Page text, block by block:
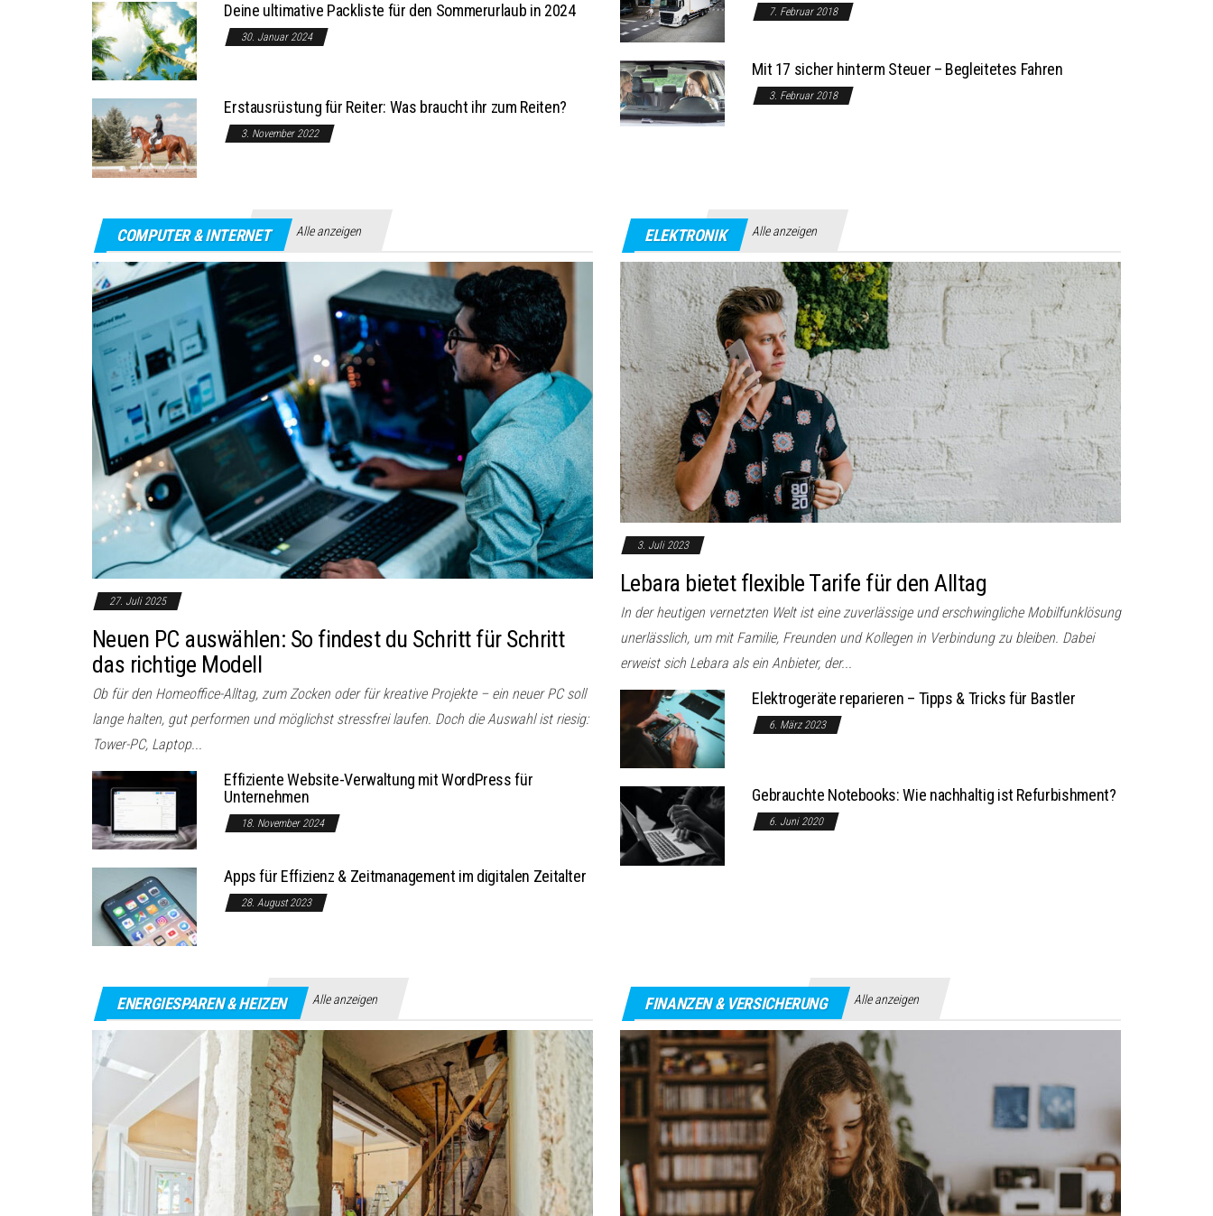
Deine ultimative Packliste für den Sommerurlaub in 2024
30. Januar 2024
Erstausrüstung für Reiter: Was braucht ihr zum Reiten?
3. November 2022
7. Februar 2018
Mit 17 sicher hinterm Steuer – Begleitetes Fahren
3. Februar 2018
COMPUTER & INTERNET Alle anzeigen
27. Juli 2025
Neuen PC auswählen: So findest du Schritt für Schritt
das richtige Modell
Ob für den Homeoffice-Alltag, zum Zocken oder für kreative Projekte – ein neuer PC soll
lange halten, gut performen und möglichst stressfrei laufen. Doch die Auswahl ist riesig:
Tower-PC, Laptop...
Effiziente Website-Verwaltung mit WordPress für
Unternehmen
18. November 2024
Apps für Effizienz & Zeitmanagement im digitalen Zeitalter
28. August 2023
ELEKTRONIK Alle anzeigen
3. Juli 2023
Lebara bietet flexible Tarife für den Alltag
In der heutigen vernetzten Welt ist eine zuverlässige und erschwingliche Mobilfunklösung
unerlässlich, um mit Familie, Freunden und Kollegen in Verbindung zu bleiben. Dabei
erweist sich Lebara als ein Anbieter, der...
Elektrogeräte reparieren – Tipps & Tricks für Bastler
6. März 2023
Gebrauchte Notebooks: Wie nachhaltig ist Refurbishment?
6. Juni 2020
ENERGIESPAREN & HEIZEN Alle anzeigen FINANZEN & VERSICHERUNG Alle anzeigen